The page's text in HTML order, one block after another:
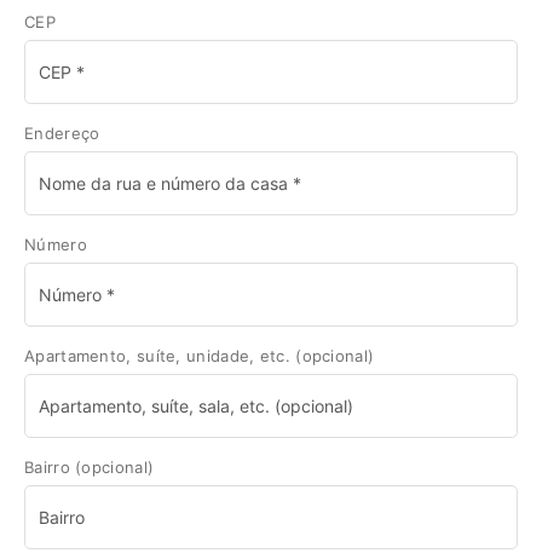
CEP
Endereço
Número
Apartamento, suíte, unidade, etc. (opcional)
Bairro (opcional)